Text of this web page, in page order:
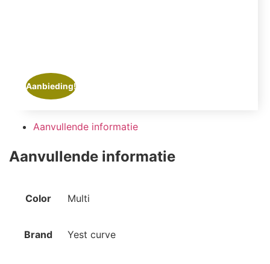
Aanbieding!
Aanvullende informatie
Aanvullende informatie
Color Multi
Brand Yest curve